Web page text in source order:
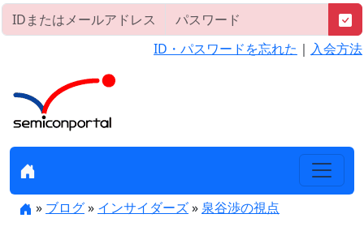
ID・パスワードを忘れた ｜ 入会方法
» ブログ» インサイダーズ» 泉谷渉の視点